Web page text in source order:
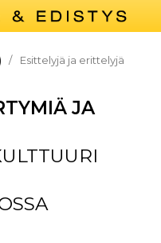
/ Esittelyjä ja erittelyjä
JA